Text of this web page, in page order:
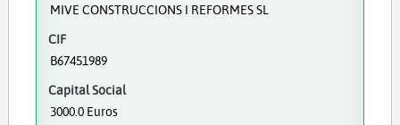
MIVE CONSTRUCCIONS I REFORMES SL
CIF
B67451989
Capital Social
3000.0 Euros